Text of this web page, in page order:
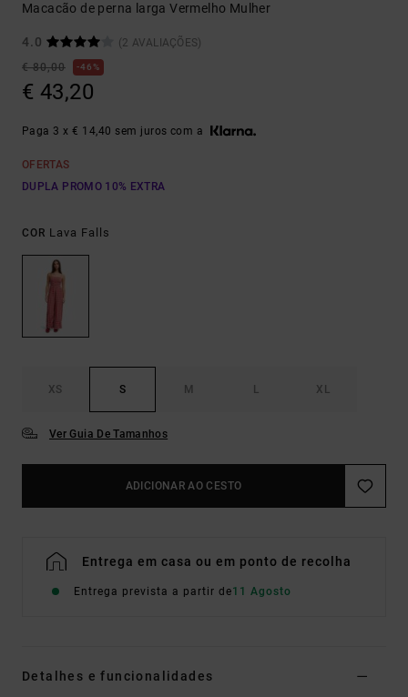
Macacão de perna larga Vermelho Mulher
4.0
(2 AVALIAÇÕES)
€ 80,00
46%
€ 43,20
Paga 3 x € 14,40 sem juros com a
OFERTAS
DUPLA PROMO 10% EXTRA
COR Lava Falls
XS S M L XL
Ver Guia De Tamanhos
ADICIONAR AO CESTO
Entrega em casa ou em ponto de recolha
Entrega prevista a partir de11 Agosto
Detalhes e funcionalidades